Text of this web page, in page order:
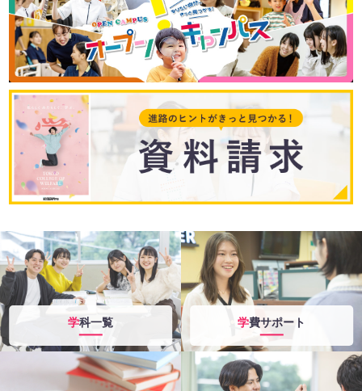
学科一覧 学費サポート